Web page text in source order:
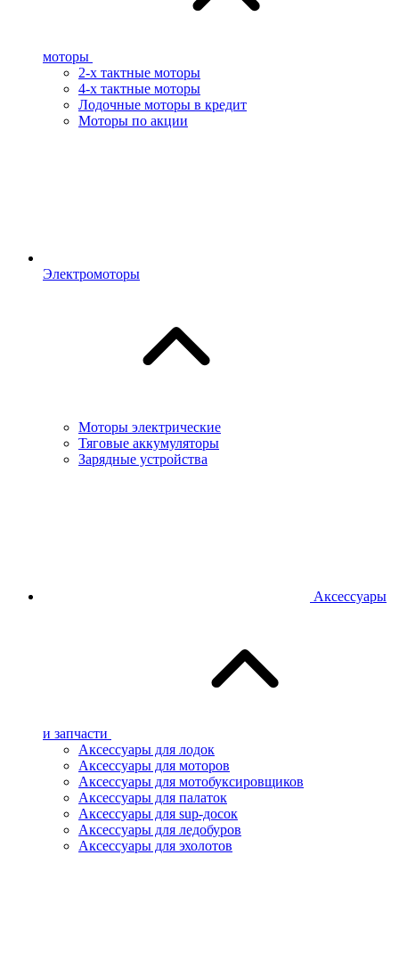
моторы
2-х тактные моторы
4-х тактные моторы
Лодочные моторы в кредит
Моторы по акции
Электромоторы
Моторы электрические
Тяговые аккумуляторы
Зарядные устройства
Аксессуары
и запчасти
Аксессуары для лодок
Аксессуары для моторов
Аксессуары для мотобуксировщиков
Аксессуары для палаток
Аксессуары для sup-досок
Аксессуары для ледобуров
Аксессуары для эхолотов